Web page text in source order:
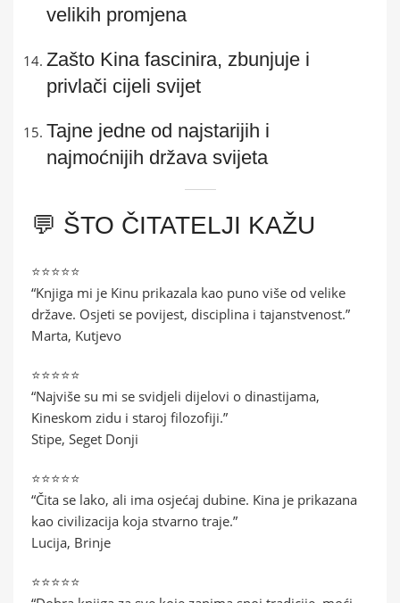
velikih promjena
Zašto Kina fascinira, zbunjuje i
privlači cijeli svijet
Tajne jedne od najstarijih i
najmoćnijih država svijeta
💬 ŠTO ČITATELJI KAŽU
⭐⭐⭐⭐⭐
“Knjiga mi je Kinu prikazala kao puno više od velike
države. Osjeti se povijest, disciplina i tajanstvenost.”
Marta, Kutjevo
⭐⭐⭐⭐⭐
“Najviše su mi se svidjeli dijelovi o dinastijama,
Kineskom zidu i staroj filozofiji.”
Stipe, Seget Donji
⭐⭐⭐⭐⭐
“Čita se lako, ali ima osjećaj dubine. Kina je prikazana
kao civilizacija koja stvarno traje.”
Lucija, Brinje
⭐⭐⭐⭐⭐